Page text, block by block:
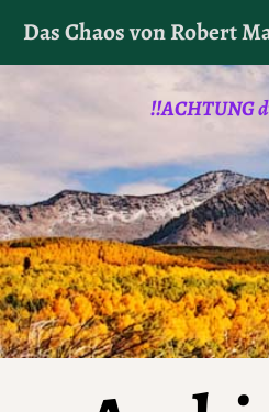
Das Chaos von Robert
!!ACHTUNG
Diese Website verwendet